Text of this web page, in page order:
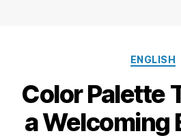
ENGLISH
Color Palette
a Welcoming